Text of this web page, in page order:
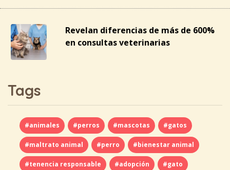
Revelan diferencias de más de 600%
en consultas veterinarias
Tags
#animales #perros #mascotas #gatos
#maltrato animal #perro #bienestar animal
#tenencia responsable #adopción #gato